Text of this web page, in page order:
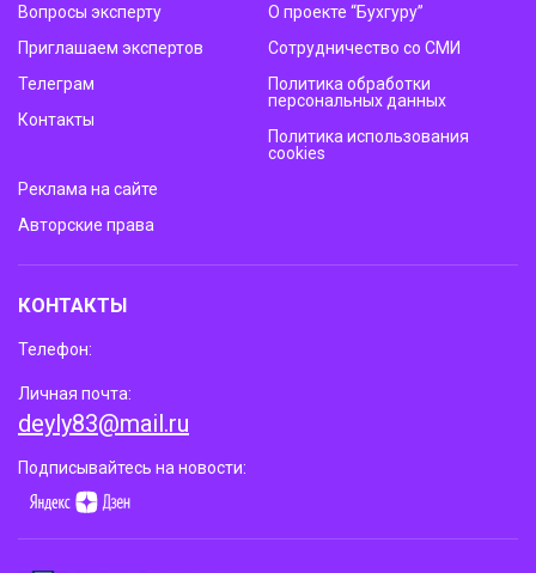
Вопросы эксперту
Приглашаем экспертов
Телеграм
Контакты
О проекте “Бухгуру”
Сотрудничество со СМИ
Политика обработки
персональных данных
Политика использования
cookies
Реклама на сайте
Авторские права
КОНТАКТЫ
Телефон:
Личная почта:
deyly83@mail.ru
Подписывайтесь на новости: